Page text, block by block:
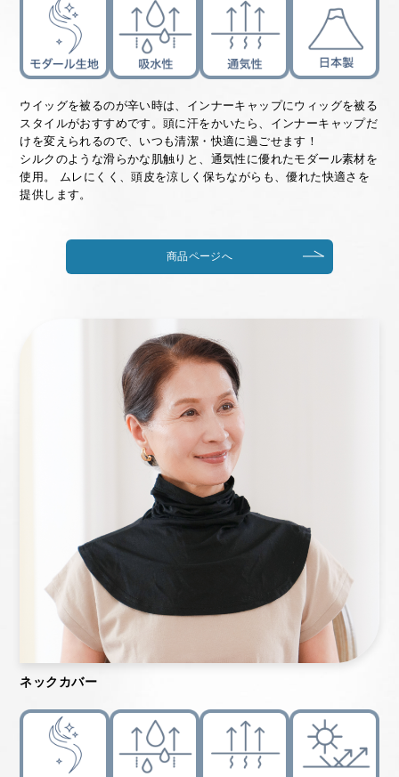
ウイッグを被るのが辛い時は、インナーキャップにウィッグを被る
スタイルがおすすめです。頭に汗をかいたら、インナーキャップだ
けを変えられるので、いつも清潔・快適に過ごせます！
シルクのような滑らかな肌触りと、通気性に優れたモダール素材を
使用。 ムレにくく、頭皮を涼しく保ちながらも、優れた快適さを
提供します。
商品ページへ
ネックカバー